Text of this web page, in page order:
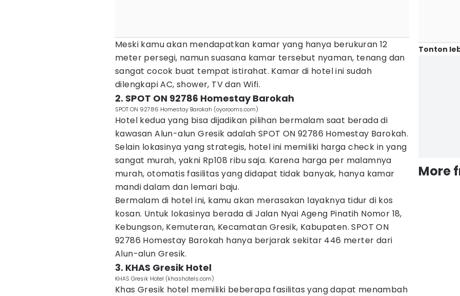
Meski kamu akan mendapatkan kamar yang hanya berukuran 12
meter persegi, namun suasana kamar tersebut nyaman, tenang dan
sangat cocok buat tempat istirahat. Kamar di hotel ini sudah
dilengkapi AC, shower, TV dan Wifi.
2. SPOT ON 92786 Homestay Barokah
SPOT ON 92786 Homestay Barokah (oyorooms.com)
Hotel kedua yang bisa dijadikan pilihan bermalam saat berada di
kawasan Alun-alun Gresik adalah SPOT ON 92786 Homestay Barokah.
Selain lokasinya yang strategis, hotel ini memiliki harga check in yang
sangat murah, yakni Rp108 ribu saja. Karena harga per malamnya
murah, otomatis fasilitas yang didapat tidak banyak, hanya kamar
mandi dalam dan lemari baju.
Bermalam di hotel ini, kamu akan merasakan layaknya tidur di kos
kosan. Untuk lokasinya berada di Jalan Nyai Ageng Pinatih Nomor 18,
Kebungson, Kemuteran, Kecamatan Gresik, Kabupaten. SPOT ON
92786 Homestay Barokah hanya berjarak sekitar 446 merter dari
Alun-alun Gresik.
3. KHAS Gresik Hotel
KHAS Gresik Hotel (khashotels.com)
Khas Gresik hotel memiliki beberapa fasilitas yang dapat menambah
Tonton
More